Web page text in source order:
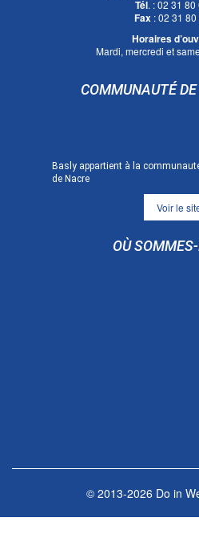
Tél. : 02 31 80
Fax : 02 31
Horaires
Mardi, mercredi et
COMMUNAUTÉ
Basly appartient à la
de Nacre
Voir le
OÙ
© 2013-2026 Do in